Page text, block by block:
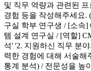
및 직무 역량과 관련된
경험 등을 작성해주세요.
구실 학부 연구생 / [소속]
템 설계 연구실 / [역할]
석' '2. 지원하신 직무 분
력한 경험에 대해 서술해
통계 분석) / 전문성을 높